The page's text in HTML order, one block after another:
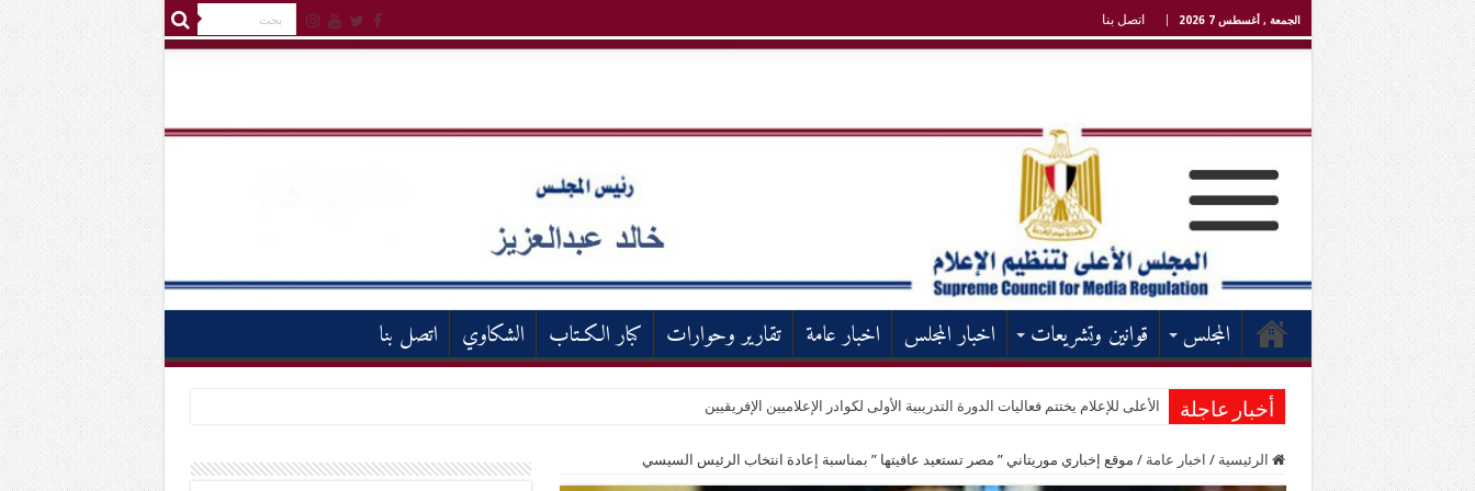
الجمعة , أغسطس 7 2026 اتصل بنا
المجلس قوانين وتشريعات اخبار المجلس اخبار عامة تقارير وحوارات كبار الكـتاب الشكاوي اتصل بنا
أخبار عاجلة الأعلى للإعلام يختتم فعاليات الدورة التدريبية الأولى لكوادر الإعلاميين الإفريقيين
الرئيسية / اخبار عامة / موقع إخباري موريتاني ” مصر تستعيد عافيتها ” بمناسبة إعادة انتخاب الرئيس السيسي